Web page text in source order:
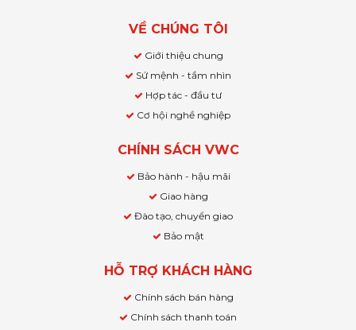
VỀ CHÚNG TÔI
Giới thiệu chung
Sứ mệnh - tầm nhìn
Hợp tác - đầu tư
Cơ hội nghề nghiệp
CHÍNH SÁCH VWC
Bảo hành - hậu mãi
Giao hàng
Đào tạo, chuyển giao
Bảo mật
HỖ TRỢ KHÁCH HÀNG
Chính sách bán hàng
Chính sách thanh toán